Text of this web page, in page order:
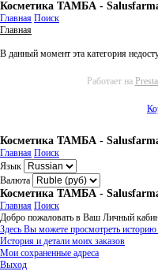
Косметика ТАМБА -
Главная Поиск
Главная
В данный момент эта категория
Работает на
Косметика ТАМБА -
Главная Поиск
Язык
Валюта
Косметика ТАМБА -
Главная Поиск
Добро пожаловать в Ваш Личный
Здесь Вы можете просмотреть
История и детали моих заказов
Мои сохраненные адреса
Выход